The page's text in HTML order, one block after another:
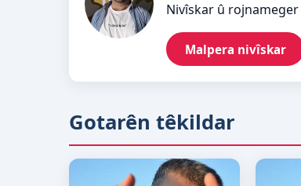
Nivîskar û rojnameger
Malpera nivîskar
Gotarên têkildar